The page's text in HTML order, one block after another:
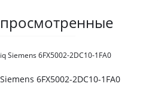
6FX5002-2DC10-1FA0